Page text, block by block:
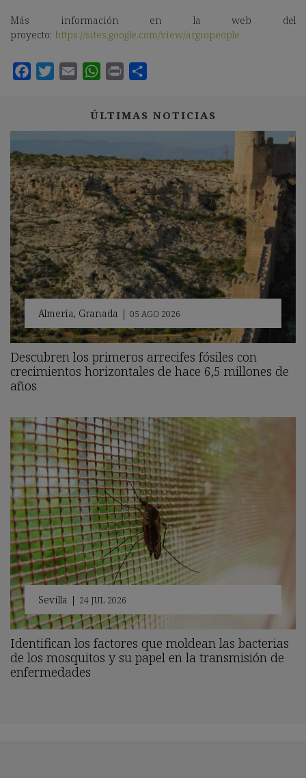
Más información en la web del
proyecto: https://sites.google.com/view/argiopeople
ÚLTIMAS NOTICIAS
Almería, Granada | 05 AGO 2026
Descubren los primeros arrecifes fósiles con
crecimientos horizontales de hace 6,5 millones de
años
Sevilla | 24 JUL 2026
Identifican los factores que moldean las bacterias
de los mosquitos y su papel en la transmisión de
enfermedades